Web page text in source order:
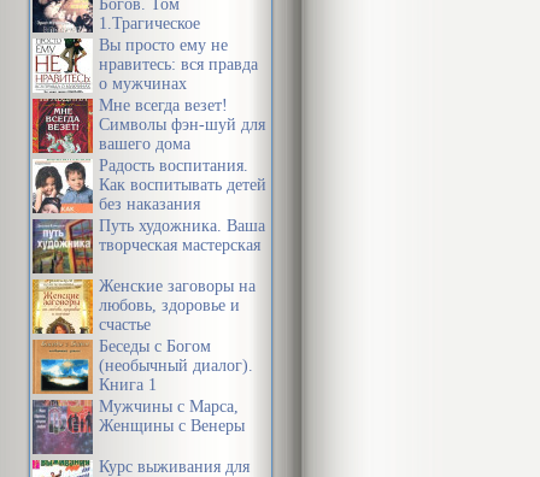
Богов. Том
1.Трагическое
послание древних.
Вы просто ему не
нравитесь: вся правда
о мужчинах
Мне всегда везет!
Символы фэн-шуй для
вашего дома
Радость воспитания.
Как воспитывать детей
без наказания
Путь художника. Ваша
творческая мастерская
Женские заговоры на
любовь, здоровье и
счастье
Беседы с Богом
(необычный диалог).
Книга 1
Мужчины с Марса,
Женщины с Венеры
Курс выживания для